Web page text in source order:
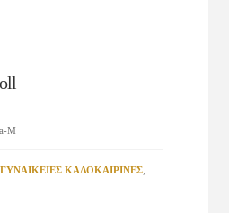
M
KAΛΟΚΑΙΡΙΝΕΣ,